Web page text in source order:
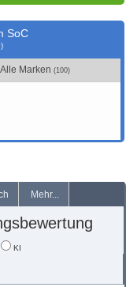
SoC
Alle Marken(100)
Mehr...
KI